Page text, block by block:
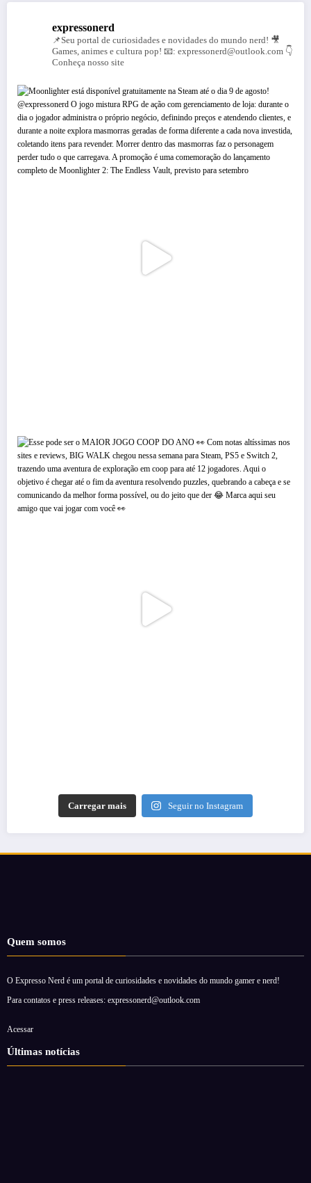
expressonerd
📌Seu portal de curiosidades e novidades do mundo nerd! 🎥
Games, animes e cultura pop! 📧: expressonerd@outlook.com 👇
Conheça nosso site
Carregar mais Seguir no Instagram
Quem somos
O Expresso Nerd é um portal de curiosidades e novidades do mundo gamer e nerd!
Para contatos e press releases: expressonerd@outlook.com
Acessar
Últimas notícias